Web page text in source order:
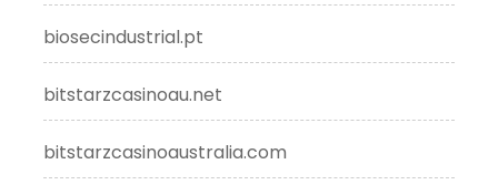
biosecindustrial.pt
bitstarzcasinoau.net
bitstarzcasinoaustralia.com